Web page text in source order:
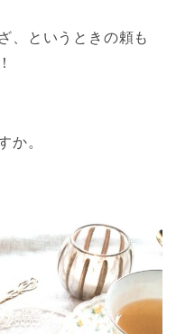
、というときの頼も
か。